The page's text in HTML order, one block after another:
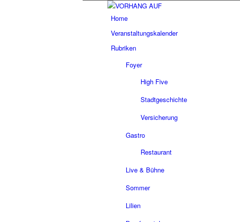
Home
Veranstaltungskalender
Rubriken
Foyer
High Five
Stadtgeschichte
Versicherung
Gastro
Restaurant
Live & Bühne
Sommer
Lilien